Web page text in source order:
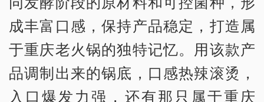
成丰富口感，保持产品稳定，打造属
于重庆老火锅的独特记忆。用该款产
品调制出来的锅底，口感热辣滚烫，
入口爆发力强，还有那只属于重庆